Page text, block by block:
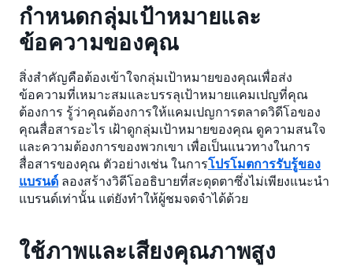
กำหนดกลุ่มเป้าหมายและ
ข้อความของคุณ
สิ่งสำคัญคือต้องเข้าใจกลุ่มเป้าหมายของคุณเพื่อส่ง
ข้อความที่เหมาะสมและบรรลุเป้าหมายแคมเปญที่คุณ
ต้องการ รู้ว่าคุณต้องการให้แคมเปญการตลาดวิดีโอของ
คุณสื่อสารอะไร เฝ้าดูกลุ่มเป้าหมายของคุณ ดูความสนใจ
และความต้องการของพวกเขา เพื่อเป็นแนวทางในการ
สื่อสารของคุณ ตัวอย่างเช่น ในการโปรโมตการรับรู้ของ
แบรนด์ ลองสร้างวิดีโออธิบายที่สะดุดตาซึ่งไม่เพียงแนะนำ
แบรนด์เท่านั้น แต่ยังทำให้ผู้ชมจดจำได้ด้วย
ใช้ภาพและเสียงคุณภาพสูง